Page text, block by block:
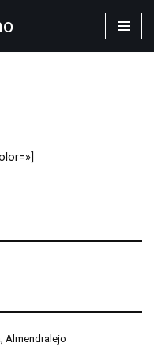
Almendralejo